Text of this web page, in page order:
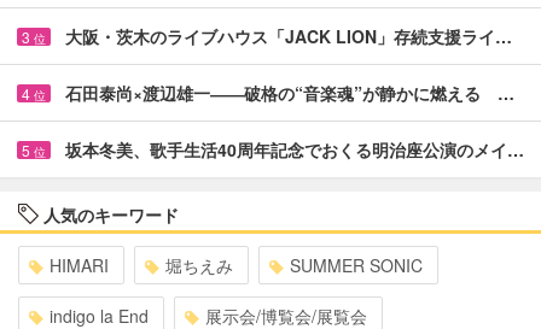
3 位 大阪・茨木のライブハウス「JACK LION」存続支援ライ…
4 位 石田泰尚×渡辺雄一――破格の“音楽魂”が静かに燃える …
5 位 坂本冬美、歌手生活40周年記念でおくる明治座公演のメイ…
人気のキーワード
HIMARI 堀ちえみ SUMMER SONIC
indigo la End 展示会/博覧会/展覧会